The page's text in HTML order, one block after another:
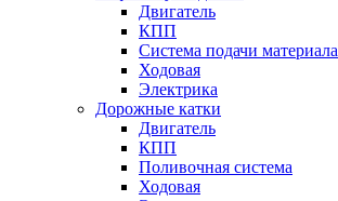
Двигатель
КПП
Система подачи материала
Ходовая
Электрика
Дорожные катки
Двигатель
КПП
Поливочная система
Ходовая